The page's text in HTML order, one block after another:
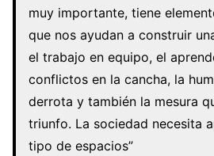
muy importante, tiene
que nos ayudan a construir
el trabajo en equipo, el
conflictos en la cancha, la
derrota y también la mesura
triunfo. La sociedad necesita
tipo de espacios”